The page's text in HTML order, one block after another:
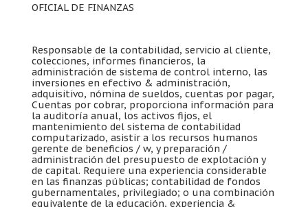
OFICIAL DE FINANZAS
Responsable de la contabilidad, servicio al cliente,
colecciones, informes financieros, la
administración de sistema de control interno, las
inversiones en efectivo & administración,
adquisitivo, nómina de sueldos, cuentas por pagar,
Cuentas por cobrar, proporciona información para
la auditoría anual, los activos fijos, el
mantenimiento del sistema de contabilidad
computarizado, asistir a los recursos humanos
gerente de beneficios / w, y preparación /
administración del presupuesto de explotación y
de capital. Requiere una experiencia considerable
en las finanzas públicas; contabilidad de fondos
gubernamentales, privilegiado; o una combinación
equivalente de la educación, experiencia &